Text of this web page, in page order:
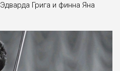
Грига и финна Яна